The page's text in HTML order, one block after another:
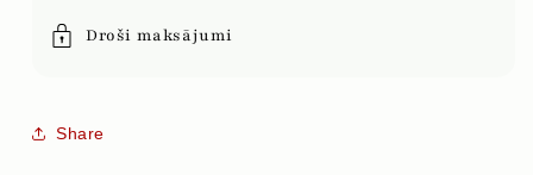
Droši maksājumi
Share